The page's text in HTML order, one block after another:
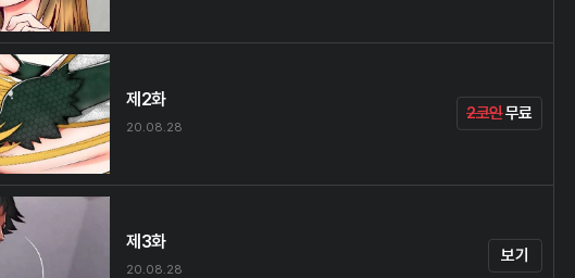
제2화
20.08.28
2코인무료
제3화
20.08.28
보기